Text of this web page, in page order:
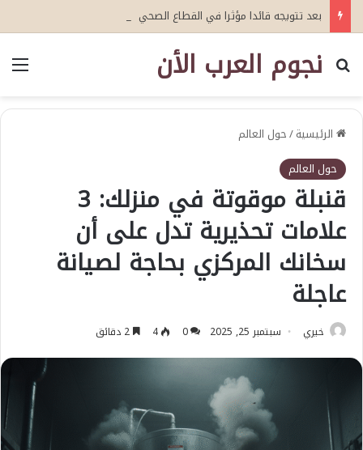
نجوم العرب الأن
بحث عن
الرئيسية/حول العالم
حول العالم
قنبلة موقوتة في منزلك: 3
علامات تحذيرية تدل على أن
سخانك المركزي بحاجة لصيانة
عاجلة
خيري سبتمبر 25, 2025 0
4